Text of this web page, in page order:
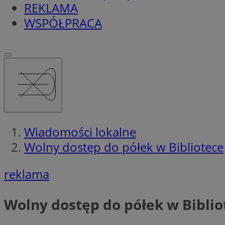
REKLAMA
WSPÓŁPRACA
Wiadomości lokalne
Wolny dostęp do półek w Bibliotece
reklama
Wolny dostęp do półek w